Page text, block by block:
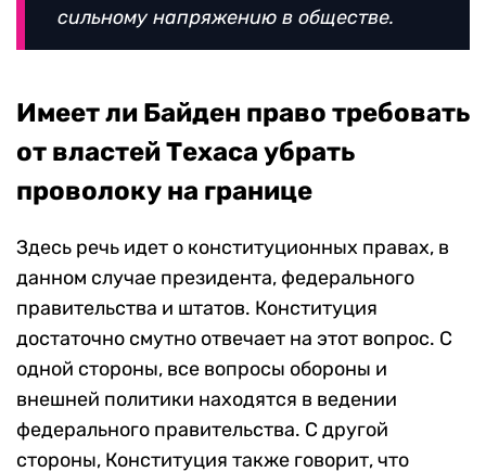
сильному напряжению в обществе.
Имеет ли Байден право требовать
от властей Техаса убрать
проволоку на границе
Здесь речь идет о конституционных правах, в
данном случае президента, федерального
правительства и штатов. Конституция
достаточно смутно отвечает на этот вопрос. С
одной стороны, все вопросы обороны и
внешней политики находятся в ведении
федерального правительства. С другой
стороны, Конституция также говорит, что